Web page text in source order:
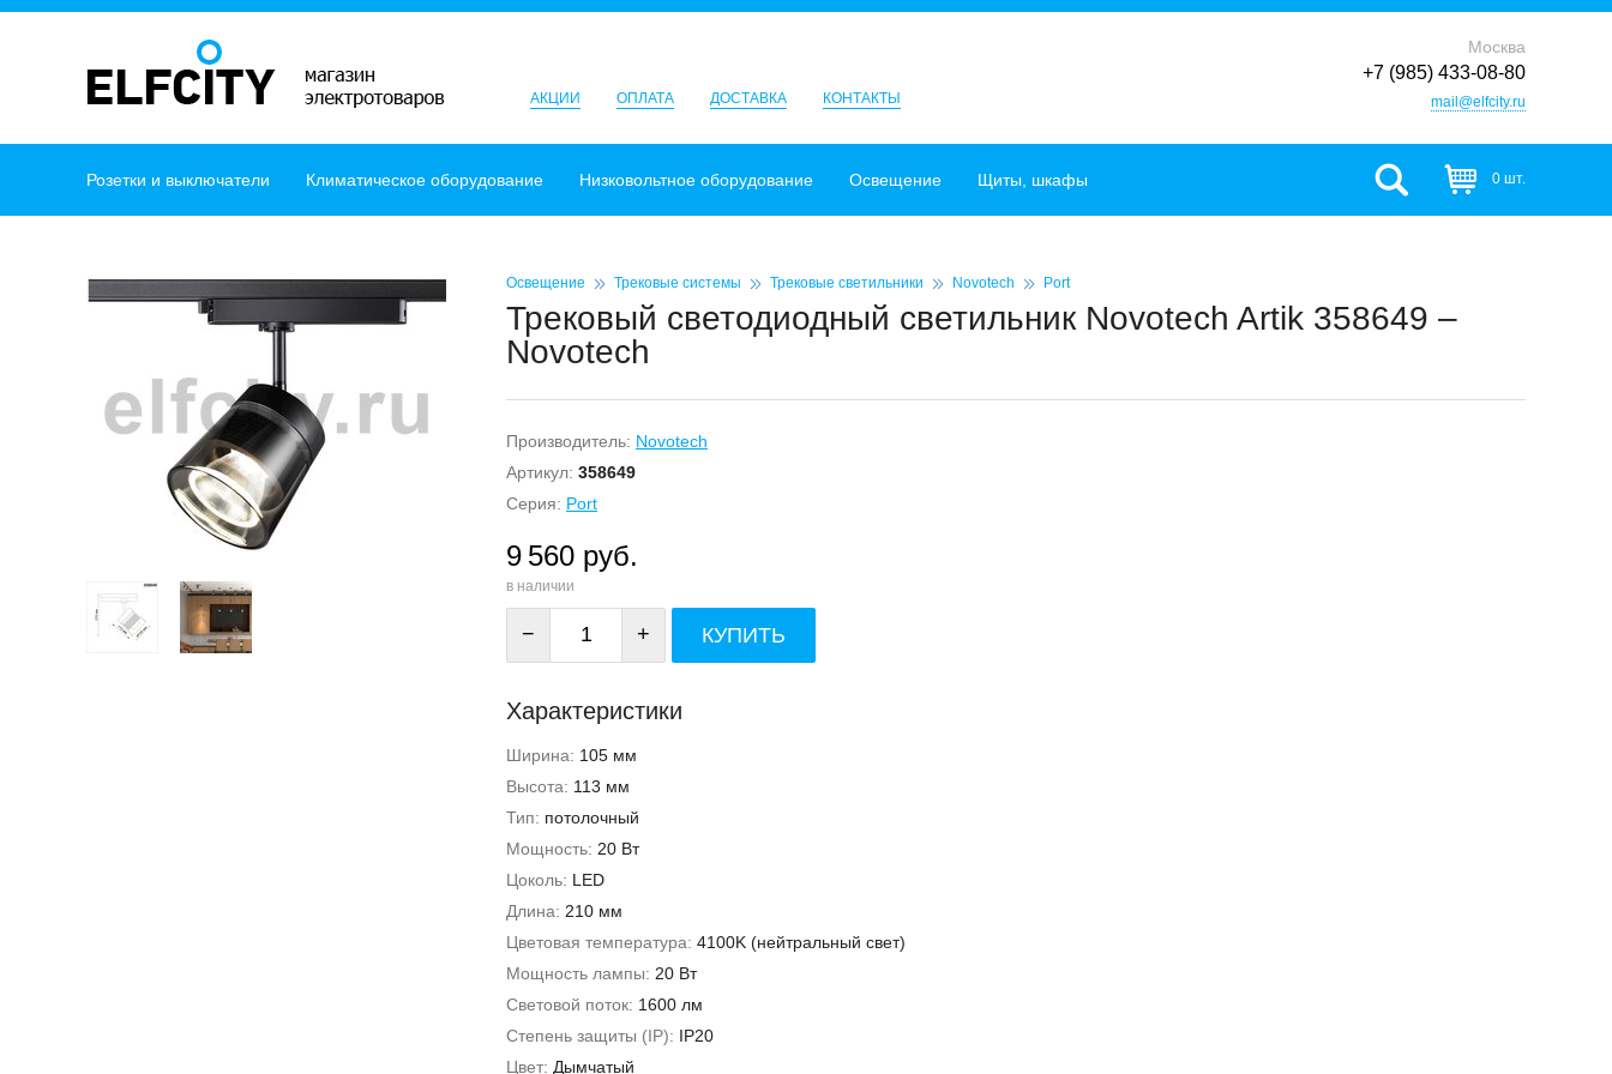
АКЦИИ ОПЛАТА ДОСТАВКА КОНТАКТЫ
Москва
+7 (985) 433-08-80
mail@elfcity.ru
Розетки и выключатели Климатическое оборудование Низковольтное оборудование Освещение Щиты, шкафы 0 шт.
Освещение Трековые системы Трековые светильники Novotech Port
Трековый светодиодный светильник Novotech Artik 358649 –
Novotech
Производитель: Novotech
Артикул: 358649
Серия: Port
9 560 руб.
в наличии
− + КУПИТЬ
Характеристики
Ширина: 105 мм
Высота: 113 мм
Тип: потолочный
Мощность: 20 Вт
Цоколь: LED
Длина: 210 мм
Цветовая температура: 4100K (нейтральный свет)
Мощность лампы: 20 Вт
Световой поток: 1600 лм
Степень защиты (IP): IP20
Цвет: Дымчатый